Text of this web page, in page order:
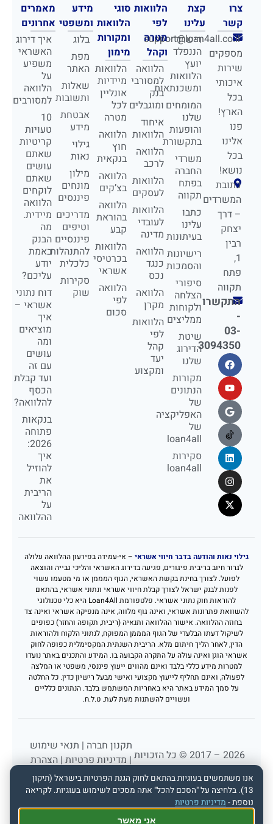
צרו
קשר
support@loan4all.co.il
מספקים
שירות
איכותי
בכל
הארץ!
פנו
אלינו
בכל
נושא!
כתובת
המשרדים
– דרך
יצחק
רבין
1,
פתח
תקווה
התקשרו
-
03-
3094350
קצת
עלינו
רישרד
הננפלד
יועץ
הלוואות
ומשכנתאות
המומחים
שלנו
והופעות
בתקשורת
משרדי
החברה
בפתח
תקווה
כתבו
עלינו
בעיתונות
רישיונות
והסמכות
סיפורי
הצלחה
ולקוחות
ממליצים
שיטת
הדירוג
שלנו
מקורות
הנתונים
של
האפליקציה
של
loan4all
סקירות
loan4all
הלוואות
לפי
מטרה
וקהל
הלוואה
למסורבי
בנק
ומוגבלים
איחוד
הלוואות
הלוואה
לרכב
הלוואות
לעסקים
הלוואות
לעובדי
מדינה
הלוואה
כנגד
נכס
הלוואה
מקרן
הלוואות
לפי
קהל
יעד
ומקצוע
סוגי
הלוואות
ומקורות
מימון
הלוואות
מיידיות
אונליין
לכל
מטרה
הלוואה
חוץ
בנקאית
הלוואה
בצ’קים
הלוואה
בהוראת
קבע
הלוואות
בכרטיסי
אשראי
הלוואה
לפי
סכום
מידע
ומשפטי
בלוג
מפת
האתר
שאלות
ותשובות
אבטחת
מידע
גילוי
נאות
מילון
מונחים
פיננסים
מדריכים
וטיפים
פיננסיים
להתנהלות
כלכלית
סקירות
שוק
מאמרים
אחרונים
איך דירוג
האשראי
משפיע
על
הלוואה
למסורבים
10
טעויות
קריטיות
שאתם
עושים
שאתם
לוקחים
הלוואה
מיידית.
מה
הבנק
באמת
יודע
עליכם?
דוח נתוני
אשראי –
איך
מוציאים
ומה
עושים
עם זה
ועד קבלת
הכסף
להלוואה?
בנקאות
פתוחה
2026:
איך
להוזיל
את
הריבית
על
ההלוואה
גילוי נאות והודעה בדבר חיווי אשראי – אי-עמידה בפירעון ההלוואה עלולה
לגרור חיוב בריבית פיגורים, פגיעה בדירוג האשראי והליכי גבייה והוצאה
לפועל. לצורך בחינת בקשת האשראי, הגוף המממן או מי מטעמו עשוי
לפנות לבנק ישראל לצורך קבלת חיווי אשראי ונתוני אשראי, בהתאם
להוראות חוק נתוני אשראי. פלטפורמת Loan4All היא כלי טכנולוגי
להשוואת פתרונות אשראי, ואינה גוף מלווה, אינה מנפיקה אשראי ואינה צד
בחוזה ההלוואה. אישור ההלוואה ותנאיה (ריבית, תקופה והחזר) כפופים
לשיקול דעתו הבלעדי של הגוף המממן המפוקח, לנתוני הלקוח ולהוראות
הדין, לאחר הליך חיתום מלא. הריבית השנתית המקסימלית כפופה לחוק
אשראי הוגן ואינה עולה על התקרה הקבועה בו. המידע והתכנים באתר נועדו
למטרות מידע כללי בלבד ואינם מהווים ייעוץ פיננסי, משפטי או המלצה
לפעולה, ואינם תחליף לייעוץ מקצועי ואישי מבעל רישיון כדין. כל החלטה
על סמך המידע באתר היא באחריות המשתמש בלבד. הנתונים כלליים
ועשויים להשתנות מעת לעת. ט.ל.ח.
2026 – 2017 © כל הזכויות
שמורות לפורטל הלוואות
loan4all
תקנון חברה | תנאי שימוש
| מדיניות פרטיות |הצהרת
נגישות
אנו משתמשים בעוגיות בהתאם לחוק הגנת הפרטיות בישראל (תיקון
13). בלחיצה על "הסכם להכל" אתה מסכים לשימוש בעוגיות. לקריאה
נוספת -מדיניות פרטיות
אני מאשר